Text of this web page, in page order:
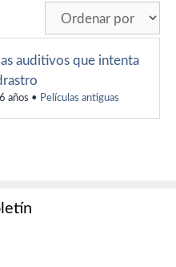
auditivos que intenta
años • Películas antiguas